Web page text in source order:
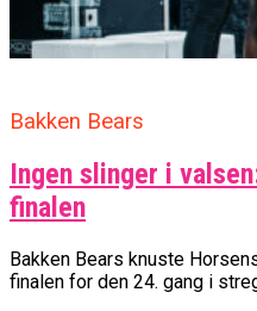
Bakken Bears
Ingen slinger i
finalen
Bakken Bears knuste
finalen for den 24. gang i